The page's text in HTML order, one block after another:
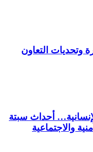
وتحديات التعاون
أحداث سبتة
والاجتماعية